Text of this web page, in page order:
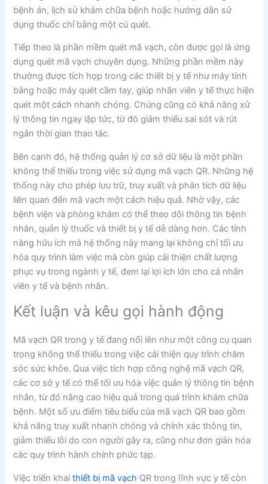
bệnh án, lịch sử khám chữa bệnh hoặc hướng dẫn sử
dụng thuốc chỉ bằng một cú quét.
Tiếp theo là phần mềm quét mã vạch, còn được gọi là ứng
dụng quét mã vạch chuyên dụng. Những phần mềm này
thường được tích hợp trong các thiết bị y tế như máy tính
bảng hoặc máy quét cầm tay, giúp nhân viên y tế thực hiện
quét một cách nhanh chóng. Chúng cũng có khả năng xử
lý thông tin ngay lập tức, từ đó giảm thiểu sai sót và rút
ngắn thời gian thao tác.
Bên cạnh đó, hệ thống quản lý cơ sở dữ liệu là một phần
không thể thiếu trong việc sử dụng mã vạch QR. Những hệ
thống này cho phép lưu trữ, truy xuất và phân tích dữ liệu
liên quan đến mã vạch một cách hiệu quả. Nhờ vậy, các
bệnh viện và phòng khám có thể theo dõi thông tin bệnh
nhân, quản lý thuốc và thiết bị y tế dễ dàng hơn. Các tính
năng hữu ích mà hệ thống này mang lại không chỉ tối ưu
hóa quy trình làm việc mà còn giúp cải thiện chất lượng
phục vụ trong ngành y tế, đem lại lợi ích lớn cho cả nhân
viên y tế và bệnh nhân.
Kết luận và kêu gọi hành động
Mã vạch QR trong y tế đang nổi lên như một công cụ quan
trọng không thể thiếu trong việc cải thiện quy trình chăm
sóc sức khỏe. Qua việc tích hợp công nghệ mã vạch QR,
các cơ sở y tế có thể tối ưu hóa việc quản lý thông tin bệnh
nhân, từ đó nâng cao hiệu quả trong quá trình khám chữa
bệnh. Một số ưu điểm tiêu biểu của mã vạch QR bao gồm
khả năng truy xuất nhanh chóng và chính xác thông tin,
giảm thiểu lỗi do con người gây ra, cũng như đơn giản hóa
các quy trình hành chính phức tạp.
Việc triển khaithiết bị mã vạch QR trong lĩnh vực y tế còn